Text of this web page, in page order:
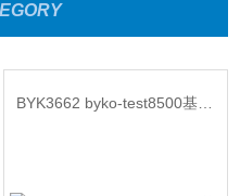
BYK3662 byko-test8500基本型大香蕉手机在线视频